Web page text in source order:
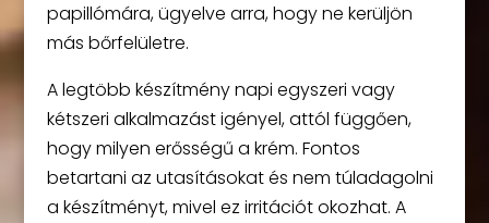
papillómára, ügyelve arra, hogy ne kerüljön
más bőrfelületre.
A legtöbb készítmény napi egyszeri vagy
kétszeri alkalmazást igényel, attól függően,
hogy milyen erősségű a krém. Fontos
betartani az utasításokat és nem túladagolni
a készítményt, mivel ez irritációt okozhat. A